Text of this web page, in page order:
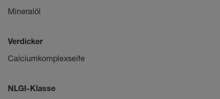
Mineralöl
Verdicker
Calciumkomplexseife
NLGI-Klasse